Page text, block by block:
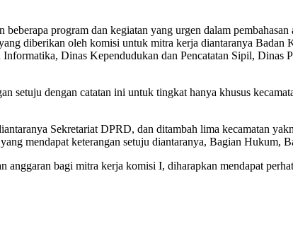
program dan kegiatan yang urgen dalam
diberikan oleh komisi untuk mitra kerja diantaranya Badan
Dinas Kependudukan dan Pencatatan Sipil, Dinas
setuju dengan catatan ini untuk tingkat hanya khusus
Sekretariat DPRD, dan ditambah lima kecamatan
mendapat keterangan setuju diantaranya, Bagian Hukum,
anggaran bagi mitra kerja komisi I, diharapkan mendapat